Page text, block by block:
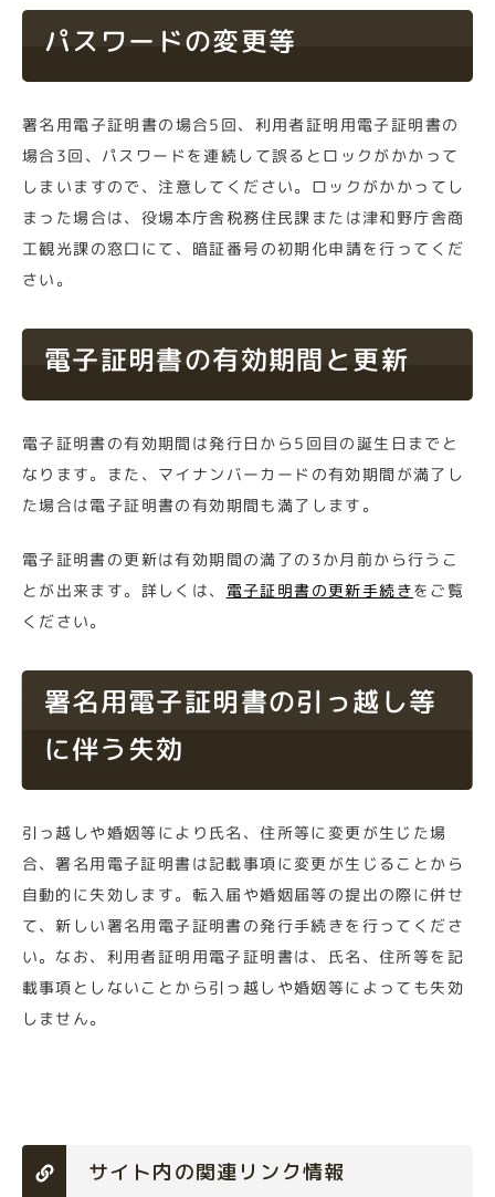
パスワードの変更等
署名用電子証明書の場合5回、利用者証明用電子証明書の
場合3回 、パスワードを連続して誤るとロックがかかって
しまいますので、注意してください。ロックがかかってし
まった場合は、役場本庁舎税務住民課または津和野庁舎商
工観光課の窓口にて、暗証番号の初期化申請を行ってくだ
さい。
電子証明書の有効期間と更新
電子証明書の有効期間は発行日から5回目の誕生日までと
なります。また、マイナンバーカードの有効期間が満了し
た場合は電子証明書の有効期間も満了します。
電子証明書の更新は有効期間の満了の3か月前から行うこ
とが出来ます。詳しくは、 電子証明書の更新手続きをご覧
ください。
署名用電子証明書の引っ越し等
に伴う失効
引っ越しや婚姻等により氏名、住所等に変更が生じた場
合、署名用電子証明書は記載事項に変更が生じることから
自動的に失効します。転入届や婚姻届等の提出の際に併せ
て、新しい署名用電子証明書の発行手続きを行ってくださ
い。なお、利用者証明用電子証明書は、氏名、住所等を記
載事項としないことから引っ越しや婚姻等によっても失効
しません。
サイト内の関連リンク情報